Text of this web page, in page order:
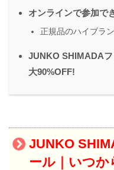
オンラインで参加で
正規品のハイブラ
JUNKO SHIMADA
大90%OFF!
JUNKO
ール｜いつ